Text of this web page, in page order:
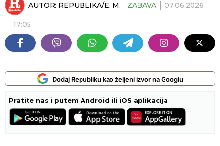
AUTOR: REPUBLIKA/E. M. ZABAVA 07.06.2026
17:05
Dodaj Republiku kao željeni izvor na Googlu
Pratite nas i putem Android ili iOS aplikacija